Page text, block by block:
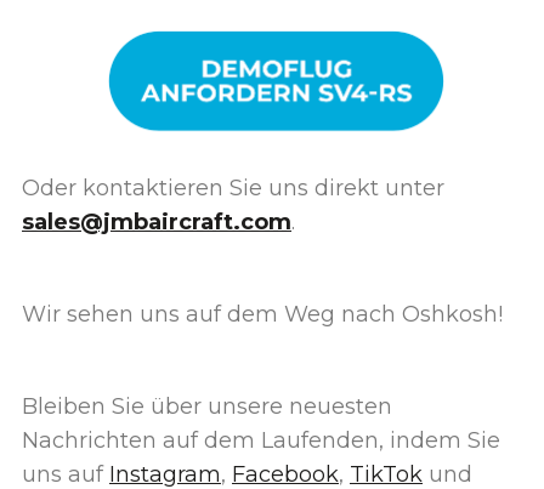
Oder kontaktieren Sie uns direkt unter
sales@jmbaircraft.com.
Wir sehen uns auf dem Weg nach Oshkosh!
Bleiben Sie über unsere neuesten
Nachrichten auf dem Laufenden, indem Sie
uns auf Instagram, Facebook, TikTok und